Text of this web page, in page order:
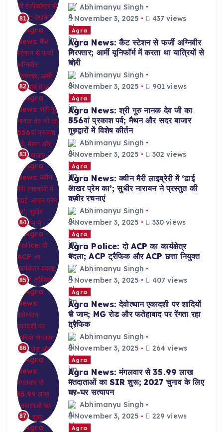
81
Abhimanyu Singh
November 3, 2025
437 views
82
Agra
Agra News: कैंट स्टेशन से फर्जी अग्निवीर
गिरफ्तार; आर्मी यूनिफॉर्म में करता था यात्रियों से
चोरी
Abhimanyu Singh
November 3, 2025
901 views
83
Agra
Agra News: श्री गुरु नानक देव जी का
556वां प्रकाश पर्व; मैथन और सदर बाजार
गुरुद्वारों में विशेष कीर्तन
Abhimanyu Singh
November 3, 2025
302 views
84
Agra
Agra News: क्वीन मैरी लाइब्रेरी में ‘ढाई
आखर प्रेम का’; सुधीर नारायन ने प्रस्तुत की
कबीर रचनाएं
Abhimanyu Singh
November 3, 2025
330 views
85
Agra
Agra Police: दो ACP का कार्यक्षेत्र
बदला; ACP ट्रैफिक और ACP छत्ता नियुक्त
Abhimanyu Singh
November 3, 2025
407 views
86
Agra
Agra News: देवोत्थान एकादशी पर शादियों
से जाम; MG रोड और फतेहाबाद पर रेंगता रहा
ट्रैफिक
Abhimanyu Singh
November 3, 2025
264 views
87
Agra
Agra News: मंगलवार से 35.99 लाख
मतदाताओं का SIR शुरू; 2027 चुनाव के लिए
घर-घर सत्यापन
Abhimanyu Singh
November 3, 2025
229 views
Agra